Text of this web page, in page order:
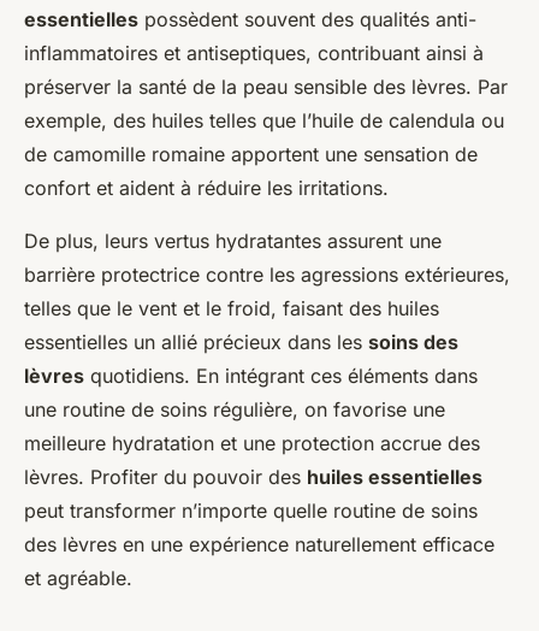
essentielles possèdent souvent des qualités anti-
inflammatoires et antiseptiques, contribuant ainsi à
préserver la santé de la peau sensible des lèvres. Par
exemple, des huiles telles que l’huile de calendula ou
de camomille romaine apportent une sensation de
confort et aident à réduire les irritations.
De plus, leurs vertus hydratantes assurent une
barrière protectrice contre les agressions extérieures,
telles que le vent et le froid, faisant des huiles
essentielles un allié précieux dans les soins des
lèvres quotidiens. En intégrant ces éléments dans
une routine de soins régulière, on favorise une
meilleure hydratation et une protection accrue des
lèvres. Profiter du pouvoir des huiles essentielles
peut transformer n’importe quelle routine de soins
des lèvres en une expérience naturellement efficace
et agréable.